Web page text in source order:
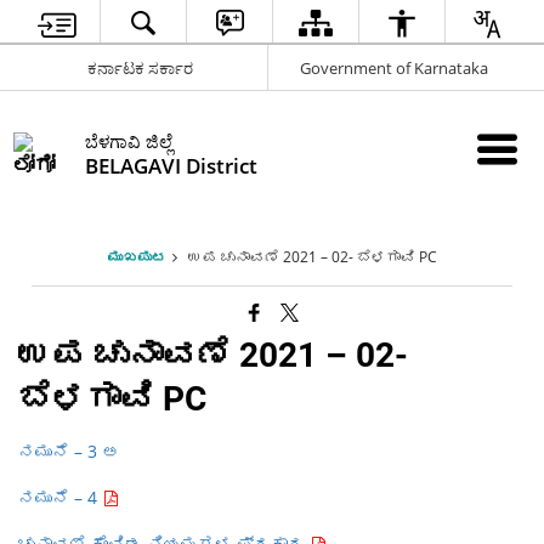
ಕರ್ನಾಟಕ ಸರ್ಕಾರ Government of Karnataka
ಬೆಳಗಾವಿ ಜಿಲ್ಲೆ
BELAGAVI District
ಮುಖಪುಟ ಉಪ ಚುನಾವಣೆ 2021 – 02- ಬೆಳಗಾವಿ PC
ಉಪ ಚುನಾವಣೆ 2021 – 02-
ಬೆಳಗಾವಿ PC
ನಮುನೆ – 3 ಅ
ನಮುನೆ – 4